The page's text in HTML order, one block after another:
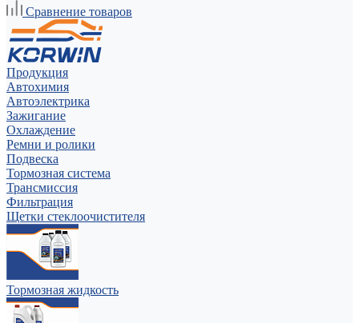
Сравнение товаров
Продукция
Автохимия
Автоэлектрика
Зажигание
Охлаждение
Ремни и ролики
Подвеска
Тормозная система
Трансмиссия
Фильтрация
Щетки стеклоочистителя
Тормозная жидкость